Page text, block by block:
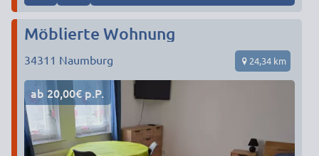
Möblierte Wohnung
34311 Naumburg 24,34 km
ab 20,00€ p.P.